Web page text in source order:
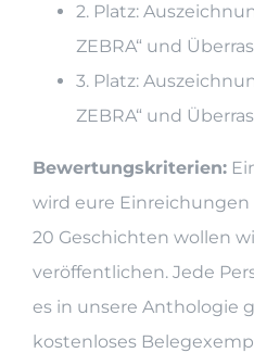
2. Platz:
ZEBRA“ und
3. Platz:
ZEBRA“ und
Bewertungskriterien:
wird eure Einreichungen
20 Geschichten wollen
veröffentlichen. Jede
es in unsere Anthologie
kostenloses